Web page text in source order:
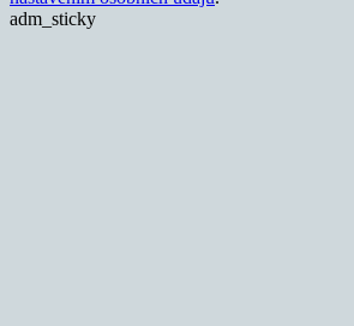
adm_sticky